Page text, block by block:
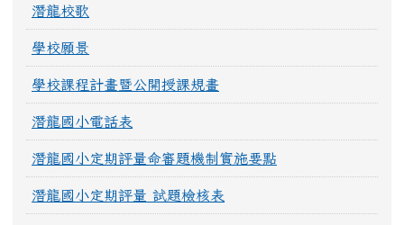
潛龍校歌
學校願景
學校課程計畫暨公開授課規畫
潛龍國小電話表
潛龍國小定期評量命審題機制實施要點
潛龍國小定期評量 試題檢核表